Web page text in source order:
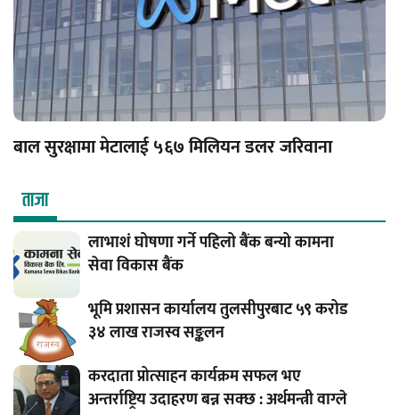
बाल सुरक्षामा मेटालाई ५६७ मिलियन डलर जरिवाना
ताजा
लाभाशं घोषणा गर्ने पहिलो बैंक बन्यो कामना
सेवा विकास बैंक
भूमि प्रशासन कार्यालय तुलसीपुरबाट ५९ करोड
३४ लाख राजस्व सङ्कलन
करदाता प्रोत्साहन कार्यक्रम सफल भए
अन्तर्राष्ट्रिय उदाहरण बन्न सक्छ : अर्थमन्त्री वाग्ले